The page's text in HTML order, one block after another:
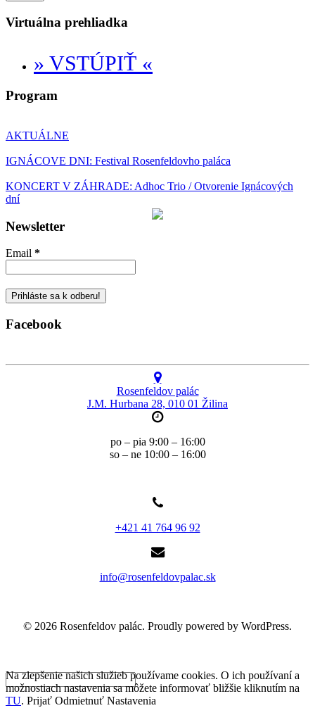
Virtuálna prehliadka
» VSTÚPIŤ «
Program
AKTUÁLNE
IGNÁCOVE DNI: Festival Rosenfeldovho paláca
KONCERT V ZÁHRADE: Adhoc Trio / Otvorenie Ignácových
dní
Newsletter
Email *
Facebook
Rosenfeldov palác
J.M. Hurbana 28, 010 01 Žilina
po – pia 9:00 – 16:00
so – ne 10:00 – 16:00
+421 41 764 96 92
info@rosenfeldovpalac.sk
© 2026 Rosenfeldov palác. Proudly powered by WordPress.
Na zlepšenie našich služieb používame cookies. O ich používaní a
možnostiach nastavenia sa môžete informovať bližšie kliknutím na
TU. Prijať Odmietnuť Nastavenia